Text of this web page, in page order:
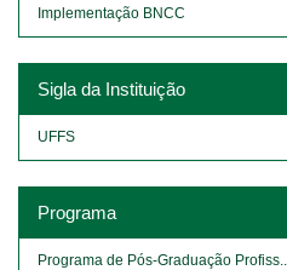
Implementação BNCC
Sigla da Instituição
UFFS
Programa
Programa de Pós-Graduação Profiss...